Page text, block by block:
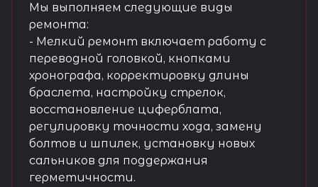
Мы выполняем следующие виды
ремонта:
- Мелкий ремонт включает работу с
переводной головкой, кнопками
хронографа, корректировку длины
браслета, настройку стрелок,
восстановление циферблата,
регулировку точности хода, замену
болтов и шпилек, установку новых
сальников для поддержания
герметичности.